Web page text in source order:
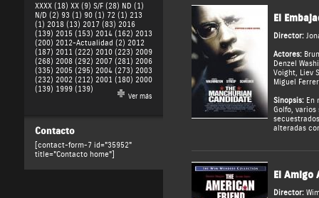
XXXX (18) XX (9) S/F (28) ND (1)
N/D (2) 93 (1) 90 (1) 72 (1) 213
(1) 2018 (13) 2017 (83) 2016
(139) 2015 (153) 2014 (162) 2013
(200) 2012-Actualidad (2) 2012
(187) 2011 (222) 2010 (223) 2009
(268) 2008 (292) 2007 (281) 2006
(335) 2005 (295) 2004 (273) 2003
(232) 2002 (212) 2001 (180) 2000
(139) 1999 (139)
Ver más
Contacto
[contact-form-7 id="35952"
title="Contacto home"]
El
Director:
Actores:
Denzel
Voight, Liev
Miguel Ferrer
Sinopsis:En
Golfo, varios
alteradas
El Amigo
Director: